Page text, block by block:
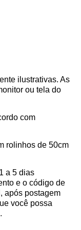
ilustrativas. As
ou tela do
com
rolinhos de 50cm
1 a 5 dias
e o código de
após postagem
você possa